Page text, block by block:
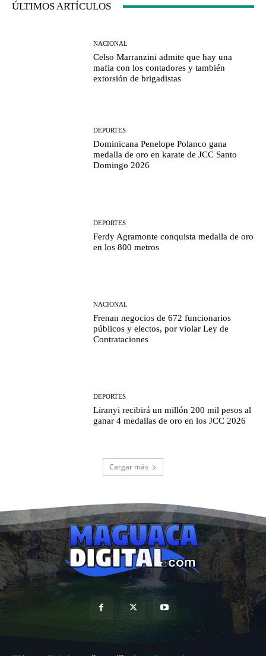
ÚLTIMOS ARTÍCULOS
NACIONAL
Celso Marranzini admite que hay una
mafia con los contadores y también
extorsión de brigadistas
DEPORTES
Dominicana Penelope Polanco gana
medalla de oro en karate de JCC Santo
Domingo 2026
DEPORTES
Ferdy Agramonte conquista medalla de oro
en los 800 metros
NACIONAL
Frenan negocios de 672 funcionarios
públicos y electos, por violar Ley de
Contrataciones
DEPORTES
Liranyi recibirá un millón 200 mil pesos al
ganar 4 medallas de oro en los JCC 2026
Cargar más